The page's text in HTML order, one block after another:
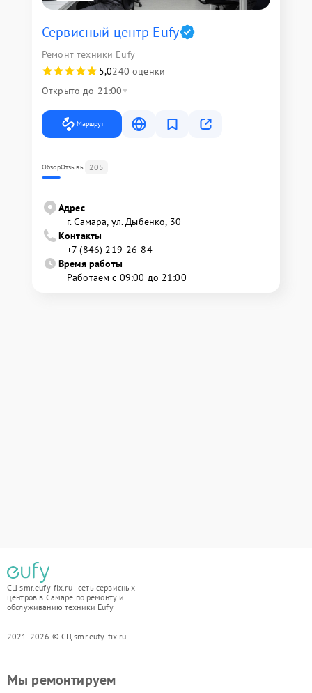
Сервисный центр Eufy
Ремонт техники Eufy
5,0240 оценки
Открыто до 21:00
Маршрут
ОбзорОтзывы 205
Адрес
г. Самара, ул. Дыбенко, 30
Контакты
+7 (846) 219-26-84
Время работы
Работаем с 09:00 до 21:00
СЦ smr.eufy-fix.ru - сеть сервисных
центров в Самаре по ремонту и
обслуживанию техники Eufy
2021-2026 © СЦ smr.eufy-fix.ru
Мы ремонтируем